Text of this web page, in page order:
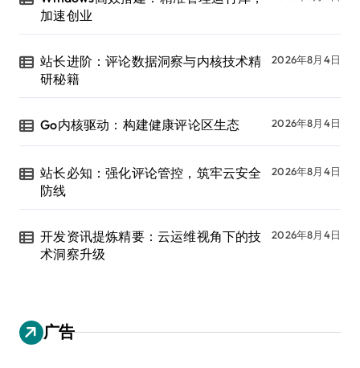
加速创业
站长进阶：评论数据洞察与内核技术精
研秘籍
2026年8月4日
Go内核驱动：构建健康评论区生态 2026年8月4日
站长必知：强化评论管控，筑牢云安全
防线
2026年8月4日
开发资讯提炼精要：云运维视角下的技
术洞察升级
2026年8月4日
广告